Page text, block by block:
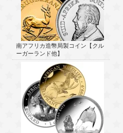
南アフリカ造幣局製コイン【クル
ーガーランド他】